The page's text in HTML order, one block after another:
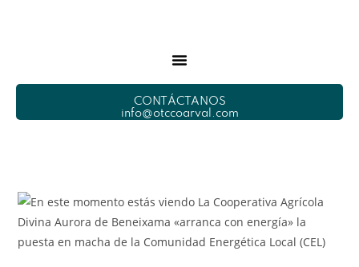
CONTÁCTANOS
info@otccoarval.com